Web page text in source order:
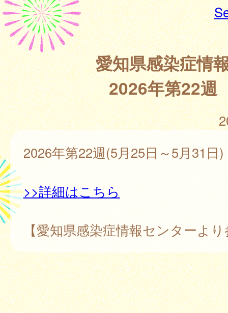
愛知県感染症情
2026年第22週
2026年第22週(5月25日～5月31日)
>>詳細はこちら
【愛知県感染症情報センターよ